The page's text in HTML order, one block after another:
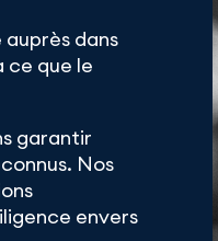
dans
ce que le
garantir
Nos
envers